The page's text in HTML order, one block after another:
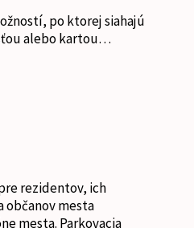
po ktorej siahajú
alebo kartou…
rezidentov, ich
občanov mesta
mesta. Parkovacia